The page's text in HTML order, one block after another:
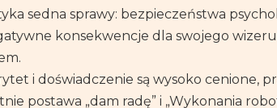
sedna sprawy: bezpieczeństwa
konsekwencje dla swojego
i doświadczenie są wysoko cenione,
postawa „dam radę” i „Wykonania